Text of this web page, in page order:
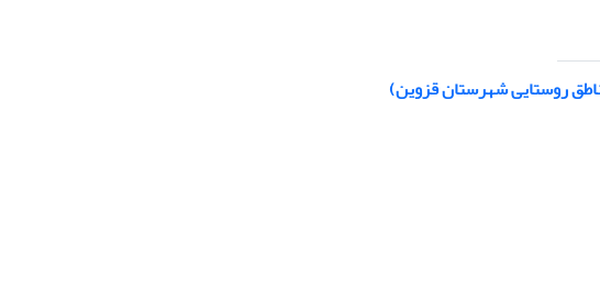
روستایی شهرستان قزوین)